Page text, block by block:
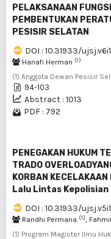
PELAKSANAAN
PEMBENTUKAN
PESISIR SELATAN
DOI : 10.31933/
Hanafi Herman (1)
(1) Anggota Dewan Pesisir
94-103
Abstract : 1013
PDF : 792
PENEGAKAN HUKUM
TRADO
KORBAN
Lalu Lintas
DOI : 10.31933/
Randhi Permana (1),
(1) Program Magister Ilmu